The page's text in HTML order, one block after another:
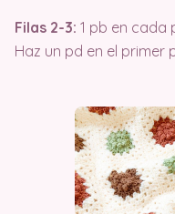
Filas 2-3: 1 pb en cada
Haz un pd en el primer